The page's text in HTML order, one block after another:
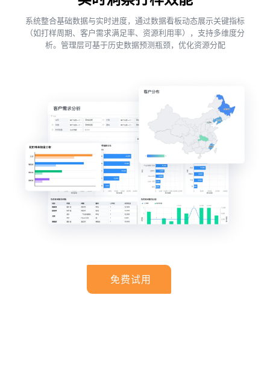
系统整合基础数据与实时进度，通过数据看板动态展示关键指标
（如打样周期、客户需求满足率、资源利用率），支持多维度分
析。管理层可基于历史数据预测瓶颈，优化资源分配
免费试用